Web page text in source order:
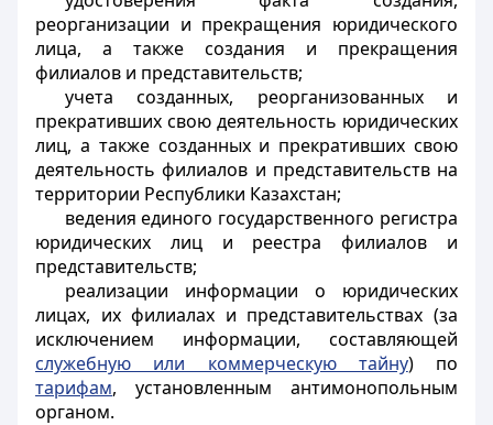
реорганизации и прекращения юридического
лица, а также создания и прекращения
филиалов и представительств;
учета созданных, реорганизованных и
прекративших свою деятельность юридических
лиц, а также созданных и прекративших свою
деятельность филиалов и представительств на
территории Республики Казахстан;
ведения единого государственного регистра
юридических лиц и реестра филиалов и
представительств;
реализации информации о юридических
лицах, их филиалах и представительствах (за
исключением информации, составляющей
служебную или коммерческую тайну) по
тарифам, установленным антимонопольным
органом.